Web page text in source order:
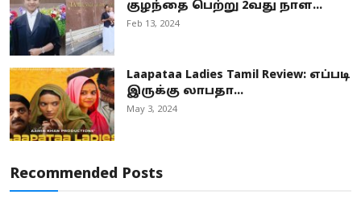
குழந்தை பெற்று 2வது நாள...
Feb 13, 2024
Laapataa Ladies Tamil Review: எப்படி
இருக்கு லாபதா...
May 3, 2024
Recommended Posts